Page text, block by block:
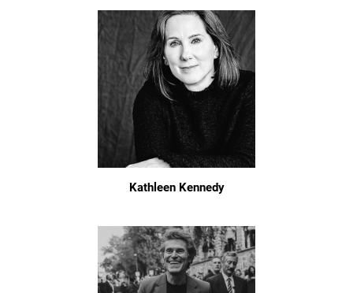
Kathleen Kennedy